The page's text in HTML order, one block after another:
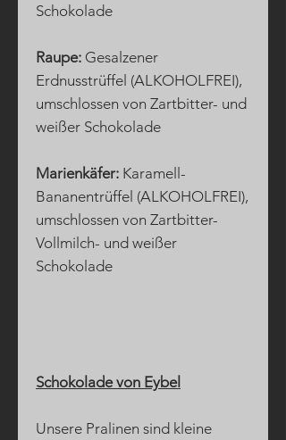
Schokolade
Raupe: Gesalzener
Erdnusstrüffel (ALKOHOLFREI),
umschlossen von Zartbitter- und
weißer Schokolade
Marienkäfer: Karamell-
Bananentrüffel (ALKOHOLFREI),
umschlossen von Zartbitter-
Vollmilch- und weißer
Schokolade
Schokolade von Eybel
Unsere Pralinen sind kleine